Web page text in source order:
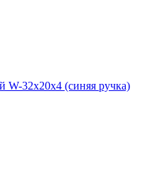
W-32х20х4 (синяя ручка)